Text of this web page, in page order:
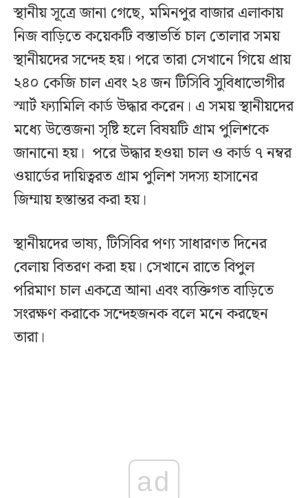
স্থানীয় সূত্রে জানা গেছে, মমিনপুর বাজার এলাকায়
নিজ বাড়িতে কয়েকটি বস্তাভর্তি চাল তোলার সময়
স্থানীয়দের সন্দেহ হয়। পরে তারা সেখানে গিয়ে প্রায়
২৪০ কেজি চাল এবং ২৪ জন টিসিবি সুবিধাভোগীর
স্মার্ট ফ্যামিলি কার্ড উদ্ধার করেন। এ সময় স্থানীয়দের
মধ্যে উত্তেজনা সৃষ্টি হলে বিষয়টি গ্রাম পুলিশকে
জানানো হয়। পরে উদ্ধার হওয়া চাল ও কার্ড ৭ নম্বর
ওয়ার্ডের দায়িত্বরত গ্রাম পুলিশ সদস্য হাসানের
জিম্মায় হস্তান্তর করা হয়।
স্থানীয়দের ভাষ্য, টিসিবির পণ্য সাধারণত দিনের
বেলায় বিতরণ করা হয়। সেখানে রাতে বিপুল
পরিমাণ চাল একত্রে আনা এবং ব্যক্তিগত বাড়িতে
সংরক্ষণ করাকে সন্দেহজনক বলে মনে করছেন
তারা।
ad